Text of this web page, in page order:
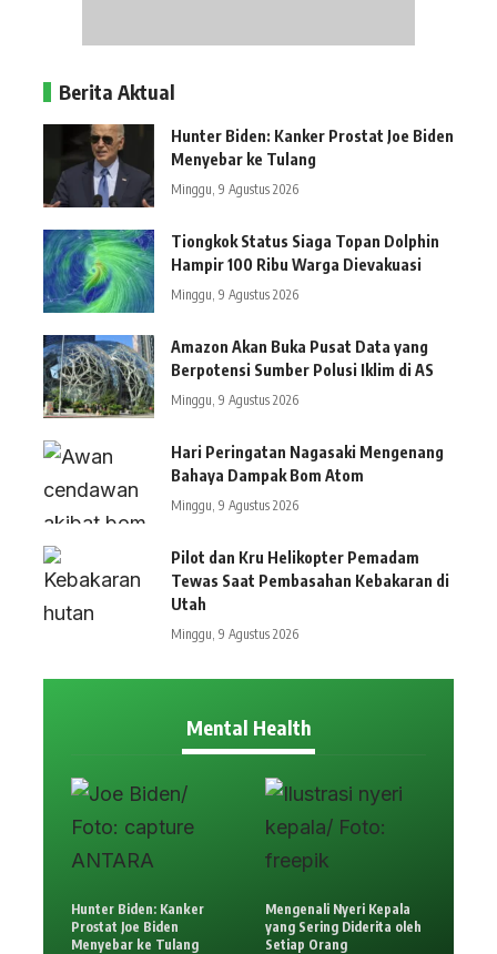
Berita Aktual
Hunter Biden: Kanker Prostat Joe Biden
Menyebar ke Tulang
Minggu, 9 Agustus 2026
Tiongkok Status Siaga Topan Dolphin
Hampir 100 Ribu Warga Dievakuasi
Minggu, 9 Agustus 2026
Amazon Akan Buka Pusat Data yang
Berpotensi Sumber Polusi Iklim di AS
Minggu, 9 Agustus 2026
Hari Peringatan Nagasaki Mengenang
Bahaya Dampak Bom Atom
Minggu, 9 Agustus 2026
Pilot dan Kru Helikopter Pemadam
Tewas Saat Pembasahan Kebakaran di
Utah
Minggu, 9 Agustus 2026
Mental Health
Hunter Biden: Kanker
Prostat Joe Biden
Menyebar ke Tulang
Mengenali Nyeri Kepala
yang Sering Diderita oleh
Setiap Orang